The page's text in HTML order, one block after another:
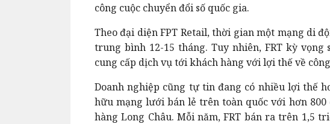
công cuộc chuyển đổi số quốc gia.
Theo đại diện FPT Retail, thời gian một mạng di
trung bình 12-15 tháng. Tuy nhiên, FRT kỳ
cung cấp dịch vụ tới khách hàng với lợi thế về
Doanh nghiệp cũng tự tin đang có nhiều lợi thế
hữu mạng lưới bán lẻ trên toàn quốc với hơn 800
hàng Long Châu. Mỗi năm, FRT bán ra trên 1,5